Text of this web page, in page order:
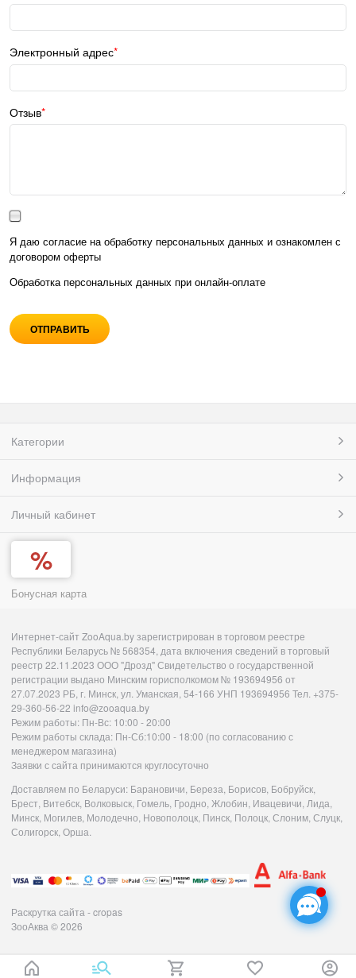
Электронный адрес
Отзыв
Я даю согласие на обработку персональных данных и ознакомлен с
договором оферты
Обработка персональных данных при онлайн-оплате
Категории
Информация
Личный кабинет
Бонусная карта
Интернет-сайт ZooAqua.by зарегистрирован в торговом реестре
Республики Беларусь № 568354, дата включения сведений в торговый
реестр 22.11.2023 ООО "Дрозд" Свидетельство о государственной
регистрации выдано Минским горисполкомом № 193694956 от
27.07.2023 РБ, г. Минск, ул. Уманская, 54-166 УНП 193694956 Тел. +375-
29-360-56-22 info@zooaqua.by
Режим работы: Пн-Вс: 10:00 - 20:00
Режим работы склада: Пн-Сб:10:00 - 18:00 (по согласованию с
менеджером магазина)
Заявки с сайта принимаются круглосуточно
Доставляем по Беларуси: Барановичи, Береза, Борисов, Бобруйск,
Брест, Витебск, Волковыск, Гомель, Гродно, Жлобин, Ивацевичи, Лида,
Минск, Могилев, Молодечно, Новополоцк, Пинск, Полоцк, Слоним, Слуцк,
Солигорск, Орша.
Раскрутка сайта - cropas
ЗооАква© 2026